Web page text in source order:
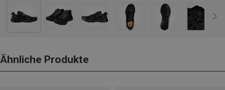
Ähnliche Produkte